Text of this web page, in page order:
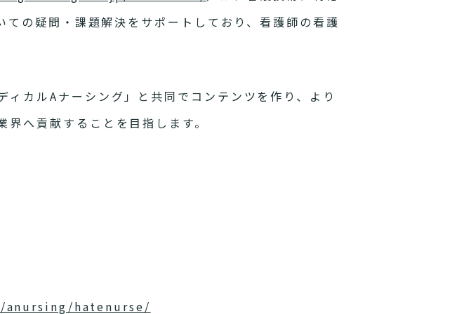
の疑問・課題解決をサポートしており、看護師の看護
カルAナーシング」と共同でコンテンツを作り、より
へ貢献することを目指します。
hatenurse/